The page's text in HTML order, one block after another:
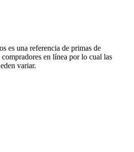
es una referencia de primas de
en línea por lo cual las
variar.